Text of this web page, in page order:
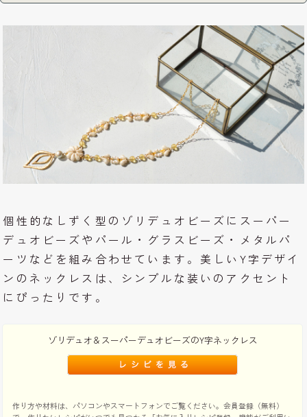
個性的なしずく型のゾリデュオビーズにスーパー
デュオビーズやパール・グラスビーズ・メタルパ
ーツなどを組み合わせています。美しいY字デザイ
ンのネックレスは、シンプルな装いのアクセント
にぴったりです。
ゾリデュオ＆スーパーデュオビーズのY字ネックレス
作り方や材料は、パソコンやスマートフォンでご覧ください。会員登録（無料）